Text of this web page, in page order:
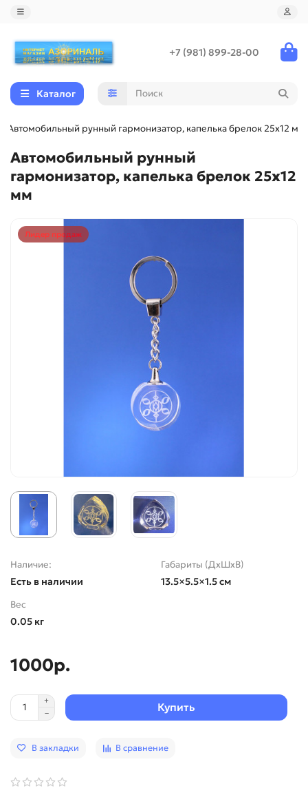
+7 (981) 899-28-00
Каталог
Автомобильный рунный гармонизатор, капелька брелок 25х12 мм
Автомобильный рунный
гармонизатор, капелька брелок 25х12
мм
Лидер продаж
Наличие:
Есть в наличии
Габариты (ДхШхВ)
13.5×5.5×1.5 см
Вес
0.05 кг
1000р.
Купить
В закладки В сравнение